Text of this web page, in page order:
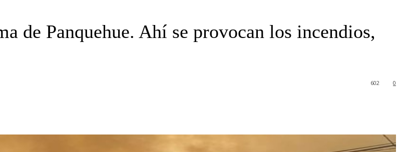
de Panquehue. Ahí se provocan los incendios,
0
602